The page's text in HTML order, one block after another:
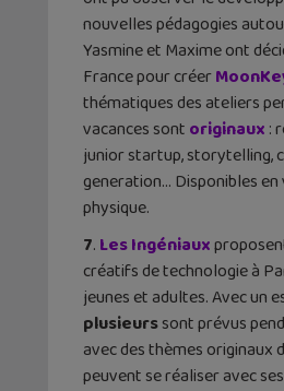
nouvelles pédagogies
Yasmine et Maxime ont
France pour créer
thématiques des ateliers
vacances sont originaux :
junior startup, storytelling,
generation… Disponibles en
physique.
7. Les Ingéniaux
créatifs de technologie à
jeunes et adultes. Avec un
plusieurssont prévus
avec des thèmes originaux
peuvent se réaliser avec